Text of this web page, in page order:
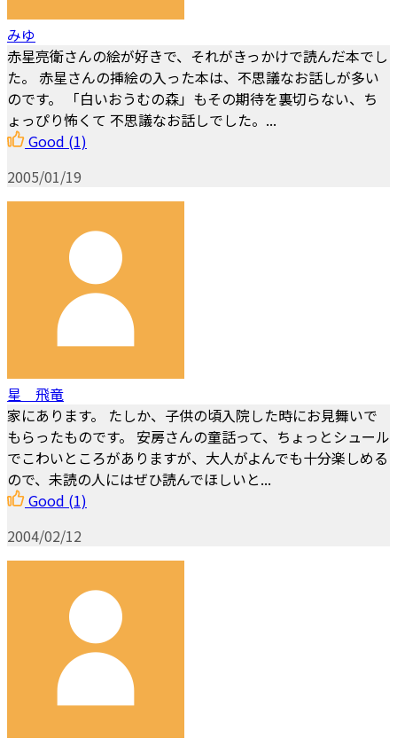
みゆ
赤星亮衛さんの絵が好きで、それがきっかけで読んだ本でし
た。 赤星さんの挿絵の入った本は、不思議なお話しが多い
のです。 「白いおうむの森」もその期待を裏切らない、ち
ょっぴり怖くて 不思議なお話しでした。...
Good (1)
2005/01/19
星 飛竜
家にあります。 たしか、子供の頃入院した時にお見舞いで
もらったものです。 安房さんの童話って、ちょっとシュール
でこわいところがありますが、大人がよんでも十分楽しめる
ので、未読の人にはぜひ読んでほしいと...
Good (1)
2004/02/12